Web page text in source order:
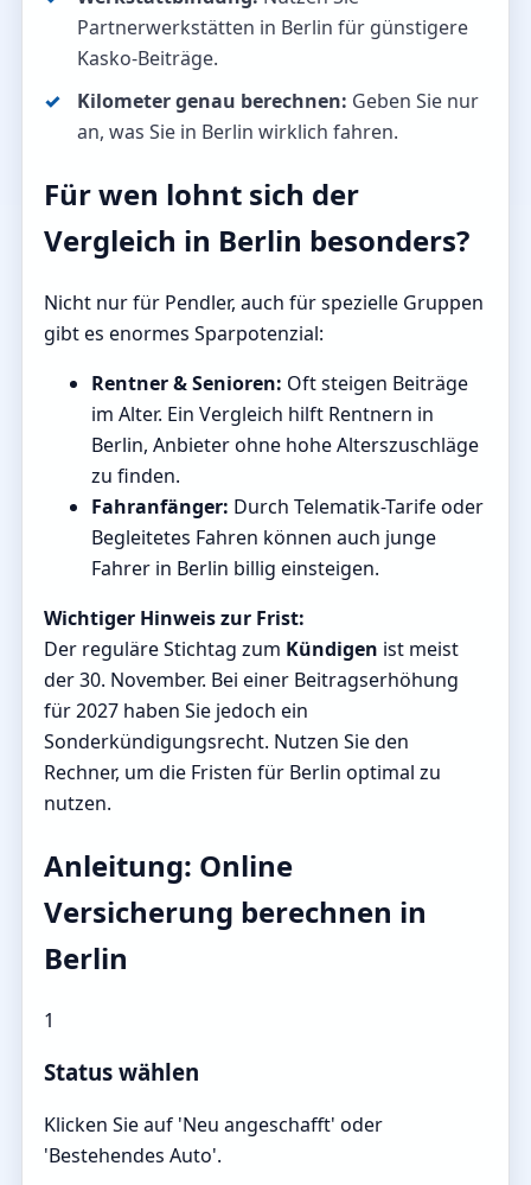
Partnerwerkstätten in Berlin für günstigere
Kasko-Beiträge.
Kilometer genau berechnen: Geben Sie nur
an, was Sie in Berlin wirklich fahren.
Für wen lohnt sich der
Vergleich in Berlin besonders?
Nicht nur für Pendler, auch für spezielle Gruppen
gibt es enormes Sparpotenzial:
Rentner & Senioren: Oft steigen Beiträge
im Alter. Ein Vergleich hilft Rentnern in
Berlin, Anbieter ohne hohe Alterszuschläge
zu finden.
Fahranfänger: Durch Telematik-Tarife oder
Begleitetes Fahren können auch junge
Fahrer in Berlin billig einsteigen.
Wichtiger Hinweis zur Frist:
Der reguläre Stichtag zum Kündigen ist meist
der 30. November. Bei einer Beitragserhöhung
für 2027 haben Sie jedoch ein
Sonderkündigungsrecht. Nutzen Sie den
Rechner, um die Fristen für Berlin optimal zu
nutzen.
Anleitung: Online
Versicherung berechnen in
Berlin
1
Status wählen
Klicken Sie auf 'Neu angeschafft' oder
'Bestehendes Auto'.